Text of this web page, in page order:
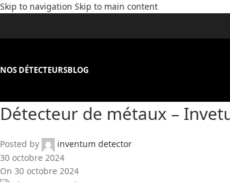
Skip to navigation Skip to main content
NOS DÉTECTEURSBLOG
Détecteur de métaux –
Posted by
inventum detector
30 octobre 2024
On 30 octobre 2024